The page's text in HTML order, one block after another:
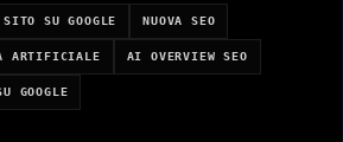
SU GOOGLE NUOVA SEO
ARTIFICIALE AI OVERVIEW SEO
GOOGLE